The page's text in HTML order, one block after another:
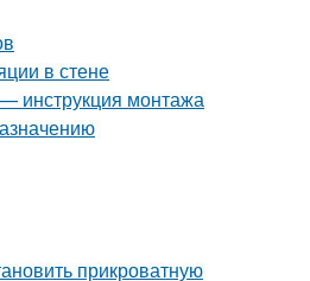
в стене
инструкция монтажа
прикроватную